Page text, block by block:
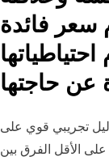
سعر فائدة
عن حاجتها
تجريبي قوي على
الأقل الفرق بين